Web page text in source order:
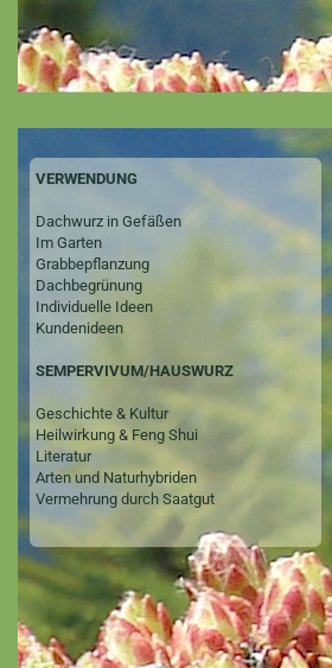
VERWENDUNG
Dachwurz in Gefäßen
Im Garten
Grabbepflanzung
Dachbegrünung
Individuelle Ideen
Kundenideen
SEMPERVIVUM/HAUSWURZ
Geschichte & Kultur
Heilwirkung & Feng Shui
Literatur
Arten und Naturhybriden
Vermehrung durch Saatgut